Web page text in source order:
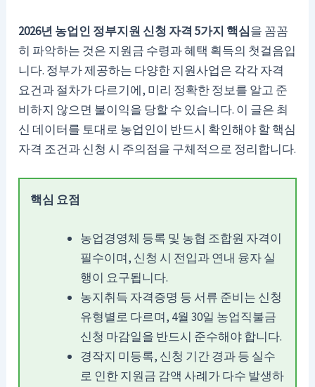
2026년 농업인 정부지원 신청 자격 5가지 핵심을 꼼꼼
히 파악하는 것은 지원금 수령과 혜택 획득의 첫걸음입
니다. 정부가 제공하는 다양한 지원사업은 각각 자격
요건과 절차가 다르기에, 미리 정확한 정보를 알고 준
비하지 않으면 불이익을 당할 수 있습니다. 이 글은 최
신 데이터를 토대로 농업인이 반드시 확인해야 할 핵심
자격 조건과 신청 시 주의점을 구체적으로 정리합니다.
핵심 요점
농업경영체 등록 및 농협 조합원 자격이
필수이며, 신청 시 전입과 연내 융자 실
행이 요구됩니다.
농지취득 자격증명 등 서류 준비는 신청
유형별로 다르며, 4월 30일 농업직불금
신청 마감일을 반드시 준수해야 합니다.
경작지 미등록, 신청 기간 경과 등 실수
로 인한 지원금 감액 사례가 다수 발생하